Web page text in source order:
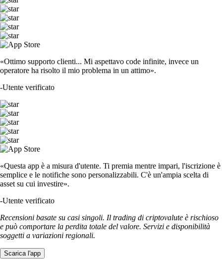
«Ottimo supporto clienti... Mi aspettavo code infinite, invece un
operatore ha risolto il mio problema in un attimo».
-Utente verificato
«Questa app è a misura d'utente. Ti premia mentre impari, l'iscrizione è
semplice e le notifiche sono personalizzabili. C'è un'ampia scelta di
asset su cui investire».
-Utente verificato
Recensioni basate su casi singoli. Il trading di criptovalute è rischioso
e può comportare la perdita totale del valore. Servizi e disponibilità
soggetti a variazioni regionali.
Scarica l'app